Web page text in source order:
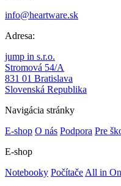
info@heartware.sk
Adresa:
jump in s.r.o.
Stromová 54/A
831 01 Bratislava
Slovenská Republika
Navigácia stránky
E-shop O nás Podpora Pre
E-shop
Notebooky Počítače All in